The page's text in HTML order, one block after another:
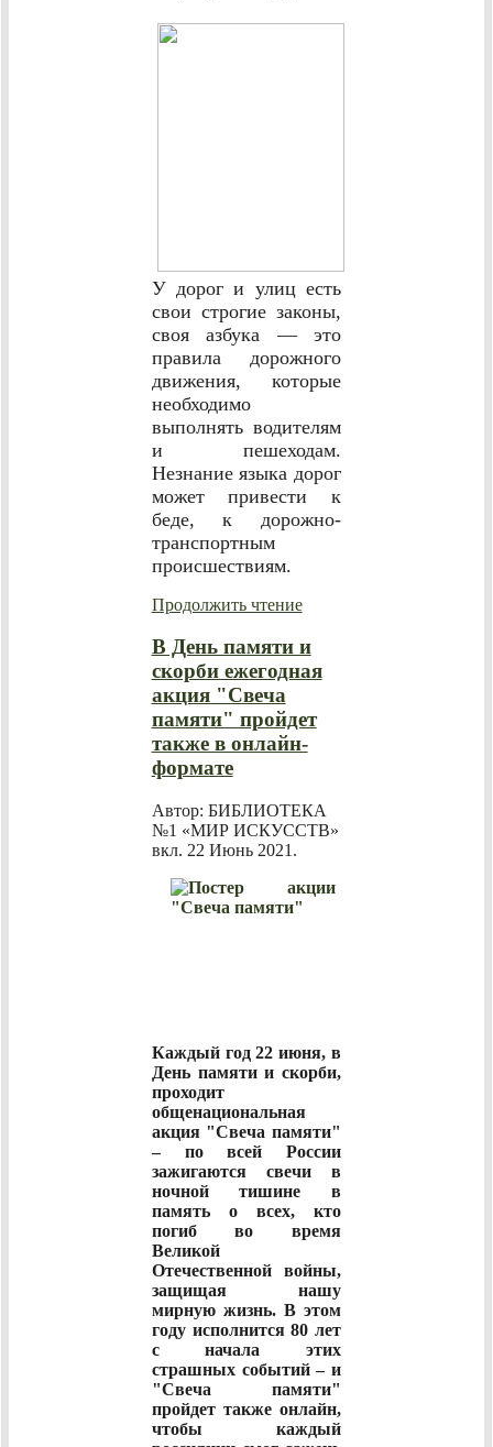
У дорог и улиц есть
свои строгие законы,
своя азбука — это
правила дорожного
движения, которые
необходимо
выполнять водителям
и пешеходам.
Незнание языка дорог
может привести к
беде, к дорожно-
транспортным
происшествиям.
Продолжить чтение
В День памяти и
скорби ежегодная
акция "Свеча
памяти" пройдет
также в онлайн-
формате
Автор: БИБЛИОТЕКА
№1 «МИР ИСКУССТВ»
вкл. 22 Июнь 2021 .
Каждый год 22 июня, в
День памяти и скорби,
проходит
общенациональная
акция "Свеча памяти"
– по всей России
зажигаются свечи в
ночной тишине в
память о всех, кто
погиб во время
Великой
Отечественной войны,
защищая нашу
мирную жизнь. В этом
году исполнится 80 лет
с начала этих
страшных событий – и
"Свеча памяти"
пройдет также онлайн,
чтобы каждый